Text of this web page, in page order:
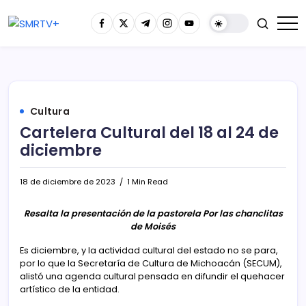
Cultura
Cartelera Cultural del 18 al 24 de
diciembre
18 de diciembre de 2023 1 Min Read
Resalta la presentación de la pastorela Por las chanclitas
de Moisés
Es diciembre, y la actividad cultural del estado no se para,
por lo que la Secretaría de Cultura de Michoacán (SECUM),
alistó una agenda cultural pensada en difundir el quehacer
artístico de la entidad.